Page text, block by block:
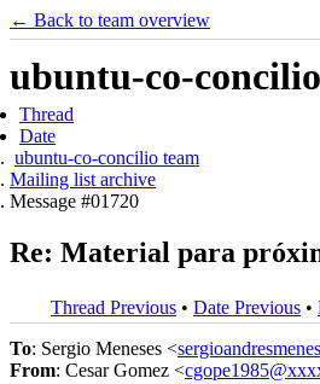
← Back to team overview
ubuntu-co-
Thread
Date
ubuntu-co-concilio team
Mailing list archive
Message #01720
Re: Material para
Thread Previous • Date Previous •
To: Sergio Meneses <
From: Cesar Gomez <